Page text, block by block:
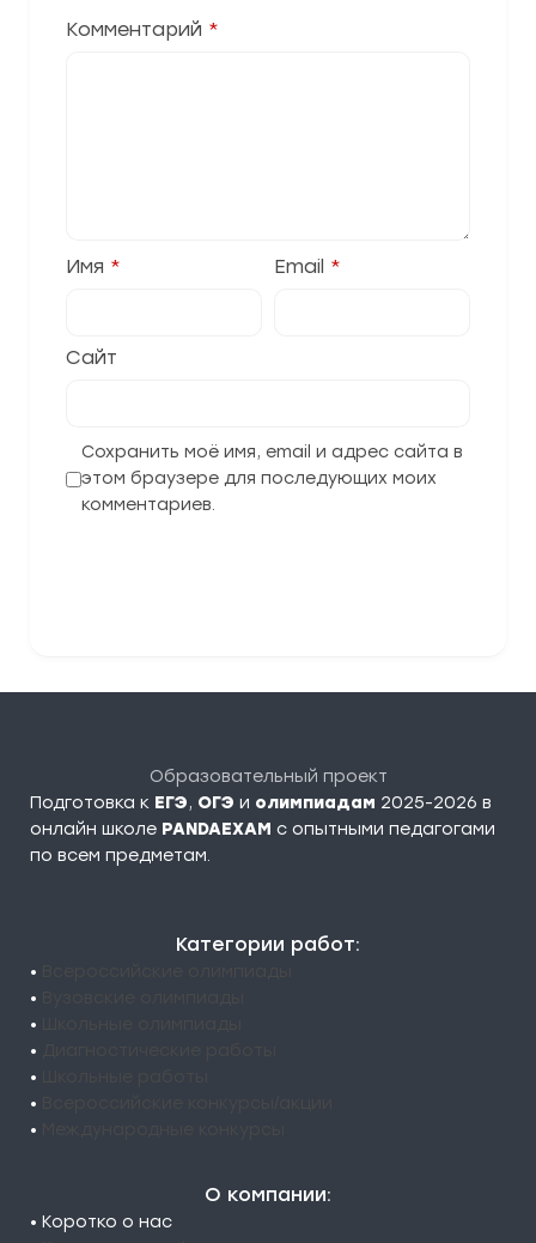
Комментарий *
Имя * Email *
Сайт
Сохранить моё имя, email и адрес сайта в
этом браузере для последующих моих
комментариев.
Образовательный проект
Подготовка к ЕГЭ, ОГЭ и олимпиадам 2025-2026 в
онлайн школе PANDAEXAM c опытными педагогами
по всем предметам.
Категории работ:
•
•
•
•
•
•
•
О компании:
• Коротко о нас